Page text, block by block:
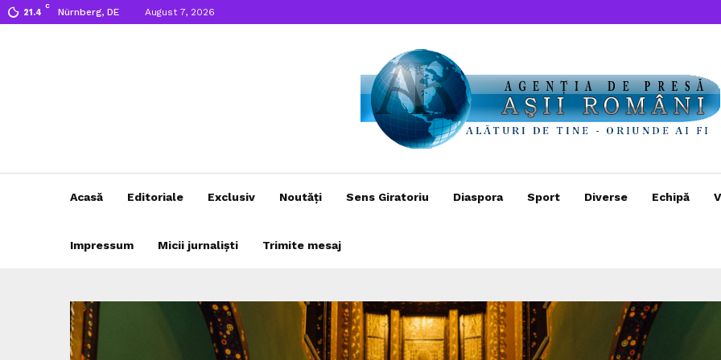
21.4
C
Nürnberg, DE August 7, 2026
Acasă Editoriale Exclusiv Noutăți Sens Giratoriu Diaspora Sport Diverse Echipă
Impressum Micii jurnaliști Trimite mesaj